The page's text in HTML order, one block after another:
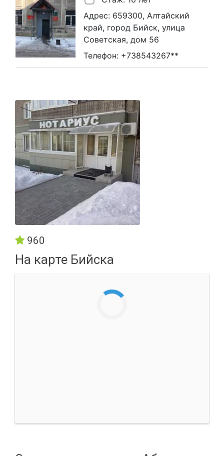
Адрес: 659300, Алтайский
край, город Бийск, улица
Советская, дом 56
Телефон: +738543267**
960
На карте Бийска